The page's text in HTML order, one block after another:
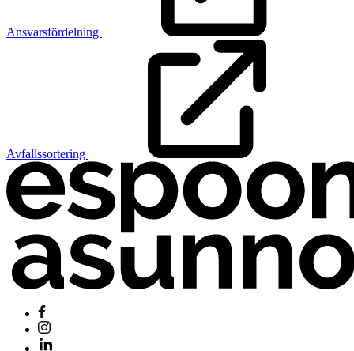
Ansvarsfördelning
Avfallssortering